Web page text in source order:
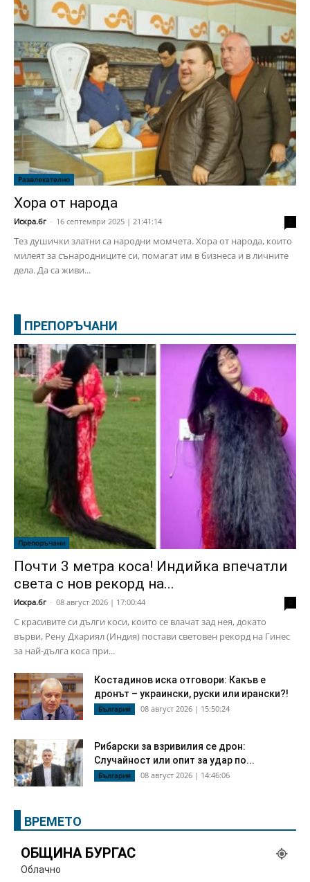
Развлекателно
Хора от народа
Искра.бг - 16 септември 2025 | 21:41:14
Тез душички златни са народни момчета. Хора от народа, които
милеят за сънародниците си, помагат им в бизнеса и в личните
дела. Да са живи...
ПРЕПОРЪЧАНИ
Препоръчани
Почти 3 метра коса! Индийка впечатли
света с нов рекорд на...
Искра.бг - 08 август 2026 | 17:00:44
С красивите си дълги коси, които се влачат зад нея, докато
върви, Рену Дхариял (Индия) постави световен рекорд на Гинес
за най-дълга коса при...
Костадинов иска отговори: Какъв е
дронът – украински, руски или ирански?!
България 08 август 2026 | 15:50:24
Рибарски за взривилия се дрон:
Случайност или опит за удар по...
България 08 август 2026 | 14:46:06
ВРЕМЕТО
ОБЩИНА БУРГАС
Облачно